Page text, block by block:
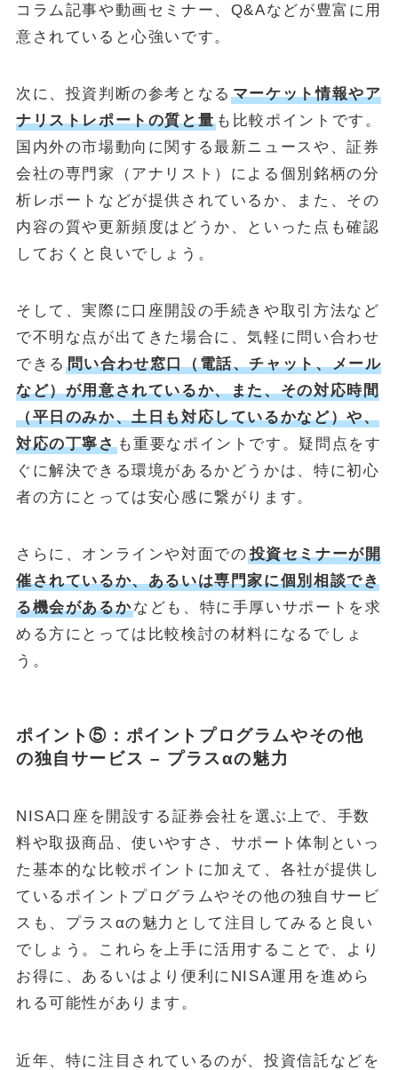
コラム記事や動画セミナー、Q&Aなどが豊富に用
意されていると心強いです。
次に、投資判断の参考となる マーケット情報やア
ナリストレポートの質と量 も比較ポイントです。
国内外の市場動向に関する最新ニュースや、証券
会社の専門家（アナリスト）による個別銘柄の分
析レポートなどが提供されているか、また、その
内容の質や更新頻度はどうか、といった点も確認
しておくと良いでしょう。
そして、実際に口座開設の手続きや取引方法など
で不明な点が出てきた場合に、気軽に問い合わせ
できる 問い合わせ窓口（電話、チャット、メール
など）が用意されているか、また、その対応時間
（平日のみか、土日も対応しているかなど）や、
対応の丁寧さも重要なポイントです。疑問点をす
ぐに解決できる環境があるかどうかは、特に初心
者の方にとっては安心感に繋がります。
さらに、オンラインや対面での投資セミナーが開
催されているか、あるいは専門家に個別相談でき
る機会があるかなども、特に手厚いサポートを求
める方にとっては比較検討の材料になるでしょ
う。
ポイント⑤：ポイントプログラムやその他
の独自サービス – プラスαの魅力
NISA口座を開設する証券会社を選ぶ上で、手数
料や取扱商品、使いやすさ、サポート体制といっ
た基本的な比較ポイントに加えて、各社が提供し
ているポイントプログラムやその他の独自サービ
スも、プラスαの魅力として注目してみると良い
でしょう。これらを上手に活用することで、より
お得に、あるいはより便利にNISA運用を進めら
れる可能性があります。
近年、特に注目されているのが、投資信託などを